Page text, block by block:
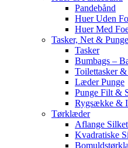
Pandebånd
Huer Uden
Huer Med
Tasker, Net & Punge
Tasker
Bumbags –
Toilettasker
Læder Punge
Punge Filt &
Rygsække &
Tørklæder
Aflange
Kvadratiske